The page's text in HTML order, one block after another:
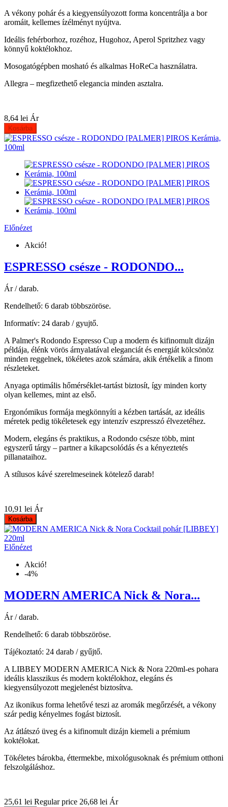
A vékony pohár és a kiegyensúlyozott forma koncentrálja a bor
aromáit, kellemes ízélményt nyújtva.
Ideális fehérborhoz, rozéhoz, Hugohoz, Aperol Spritzhez vagy
könnyű koktélokhoz.
Mosogatógépben mosható és alkalmas HoReCa használatra.
Allegra – megfizethető elegancia minden asztalra.
8,64 lei Ár
Kosárba
Előnézet
Akció!
ESPRESSO csésze - RODONDO...
Ár / darab.
Rendelhető: 6 darab többszöröse.
Informatív: 24 darab / gyujtő.
A Palmer's Rodondo Espresso Cup a modern és kifinomult dizájn
példája, élénk vörös árnyalatával eleganciát és energiát kölcsönöz
minden reggelnek, tökéletes azok számára, akik értékelik a finom
részleteket.
Anyaga optimális hőmérséklet-tartást biztosít, így minden korty
olyan kellemes, mint az első.
Ergonómikus formája megkönnyíti a kézben tartását, az ideális
méretek pedig tökéletesek egy intenzív eszpresszó élvezetéhez.
Modern, elegáns és praktikus, a Rodondo csésze több, mint
egyszerű tárgy – partner a kikapcsolódás és a kényeztetés
pillanataihoz.
A stílusos kávé szerelmeseinek kötelező darab!
10,91 lei Ár
Kosárba
Előnézet
Akció!
-4%
MODERN AMERICA Nick & Nora...
Ár / darab.
Rendelhető: 6 darab többszöröse.
Tájékoztató: 24 darab / gyűjtő.
A LIBBEY MODERN AMERICA Nick & Nora 220ml-es pohara
ideális klasszikus és modern koktélokhoz, elegáns és
kiegyensúlyozott megjelenést biztosítva.
Az ikonikus forma lehetővé teszi az aromák megőrzését, a vékony
szár pedig kényelmes fogást biztosít.
Az átlátszó üveg és a kifinomult dizájn kiemeli a prémium
koktélokat.
Tökéletes bárokba, éttermekbe, mixológusoknak és prémium otthoni
felszolgáláshoz.
25,61 lei Regular price 26,68 lei Ár